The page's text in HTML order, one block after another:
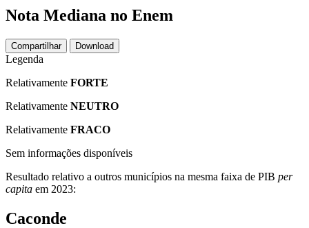
Nota Mediana no Enem
Compartilhar Download
Legenda
Relativamente FORTE
Relativamente NEUTRO
Relativamente FRACO
Sem informações disponíveis
Resultado relativo a outros municípios na mesma faixa de PIB per
capita em 2023:
Caconde